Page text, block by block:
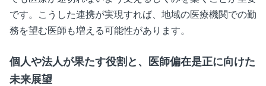
です。こうした連携が実現すれば、地域の医療機関での勤
務を望む医師も増える可能性があります。
個人や法人が果たす役割と、医師偏在是正に向けた
未来展望